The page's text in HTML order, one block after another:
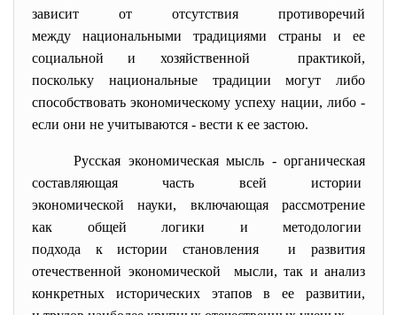
зависит от отсутствия противоречий
между национальными традициями страны и ее
социальной и хозяйственной практикой,
поскольку национальные традиции могут либо
способствовать экономическому успеху нации, либо -
если они не учитываются - вести к ее застою.
Русская экономическая мысль - органическая
составляющая часть всей истории
экономической науки, включающая рассмотрение
как общей логики и методологии
подхода к истории становления и развития
отечественной экономической мысли, так и анализ
конкретных исторических этапов в ее развитии,